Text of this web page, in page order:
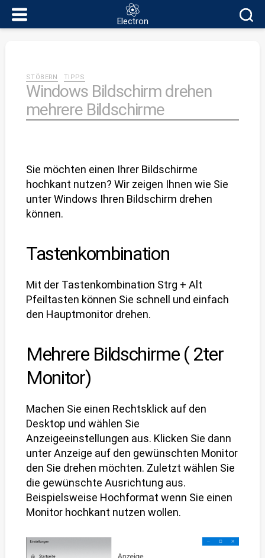
Electron
Electron
STÖBERN TIPPS
Windows Bildschirm drehen
mehrere Bildschirme
Sie möchten einen Ihrer Bildschirme
hochkant nutzen? Wir zeigen Ihnen wie Sie
unter Windows Ihren Bildschirm drehen
können.
Tastenkombination
Mit der Tastenkombination Strg + Alt
Pfeiltasten können Sie schnell und einfach
den Hauptmonitor drehen.
Mehrere Bildschirme ( 2ter
Monitor)
Machen Sie einen Rechtsklick auf den
Desktop und wählen Sie
Anzeigeeinstellungen aus. Klicken Sie dann
unter Anzeige auf den gewünschten Monitor
den Sie drehen möchten. Zuletzt wählen Sie
die gewünschte Ausrichtung aus.
Beispielsweise Hochformat wenn Sie einen
Monitor hochkant nutzen wollen.